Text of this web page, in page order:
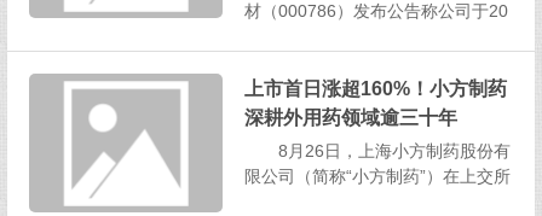
材（000786）发布公告称公司于20
证券、国联证券（601456）、东兴
证券、长江证券、华泰证券、国泰
上市首日涨超160%！小方制药
深耕外用药领域逾三十年
8月26日，上海小方制药股份有
限公司（简称“小方制药”）在上交所